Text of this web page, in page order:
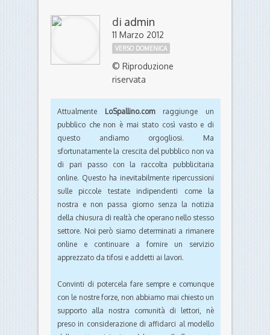
di admin
11 Marzo 2012
VERSO DOMENICA
© Riproduzione
riservata
Attualmente LoSpallino.comraggiunge un
pubblico che non è mai stato così vasto e di
questo andiamo orgogliosi. Ma
sfortunatamente la crescita del pubblico non va
di pari passo con la raccolta pubblicitaria
online. Questo ha inevitabilmente ripercussioni
sulle piccole testate indipendenti come la
nostra e non passa giorno senza la notizia
della chiusura di realtà che operano nello stesso
settore. Noi però siamo determinati a rimanere
online e continuare a fornire un servizio
apprezzato da tifosi e addetti ai lavori.
Convinti di potercela fare sempre e comunque
con le nostre forze, non abbiamo mai chiesto un
supporto alla nostra comunità di lettori, nè
preso in considerazione di affidarci al modello